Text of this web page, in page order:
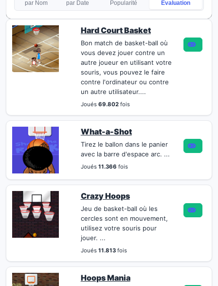
par Nom par Date Popularité Evaluation
Hard Court Basket
Bon match de basket-ball où
vous devez jouer contre un
autre joueur en utilisant votre
souris, vous pouvez le faire
contre l'ordinateur ou contre
un autre utilisateur....
Joués 69.802fois
What-a-Shot
Tirez le ballon dans le panier
avec la barre d'espace arc. ...
Joués 11.366 fois
Crazy Hoops
Jeu de basket-ball où les
cercles sont en mouvement,
utilisez votre souris pour
jouer. ...
Joués 11.813fois
Hoops Mania